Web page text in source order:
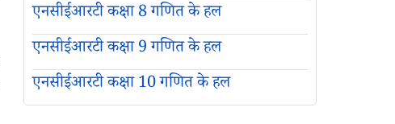
एनसीईआरटी कक्षा 8 गणित के हल
एनसीईआरटी कक्षा 9 गणित के हल
एनसीईआरटी कक्षा 10 गणित के हल